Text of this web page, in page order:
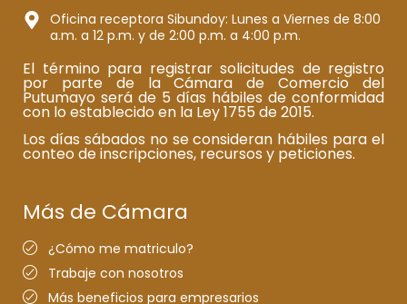
Oficina receptora Sibundoy: Lunes a Viernes de 8:00
a.m. a 12 p.m. y de 2:00 p.m. a 4:00 p.m.
El término para registrar solicitudes de registro
por parte de la Cámara de Comercio del
Putumayo será de 5 días hábiles de conformidad
con lo establecido en la Ley 1755 de 2015.
Los días sábados no se consideran hábiles para el
conteo de inscripciones, recursos y peticiones.
Más de Cámara
¿Cómo me matriculo?
Trabaje con nosotros
Más beneficios para empresarios